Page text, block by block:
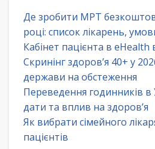
Де зробити МРТ
році: список лікарень,
Кабінет пацієнта в
Скринінг здоров’я 40+ у
держави на обстеження
Переведення годинників в
дати та вплив на здоров’я
Як вибрати сімейного
пацієнтів